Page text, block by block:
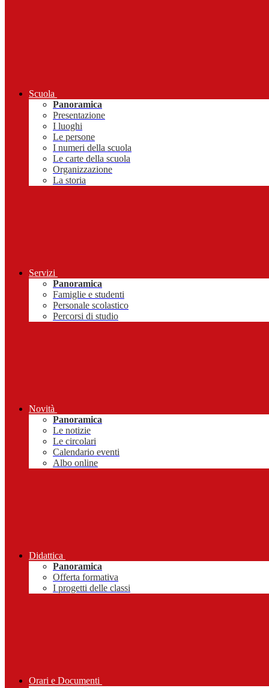
Scuola
Panoramica
Presentazione
I luoghi
Le persone
I numeri della scuola
Le carte della scuola
Organizzazione
La storia
Servizi
Panoramica
Famiglie e studenti
Personale scolastico
Percorsi di studio
Novità
Panoramica
Le notizie
Le circolari
Calendario eventi
Albo online
Didattica
Panoramica
Offerta formativa
I progetti delle classi
Orari e Documenti